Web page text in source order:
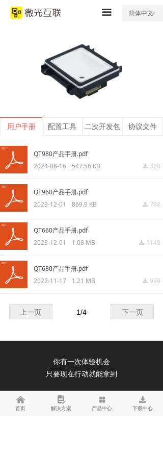
끀 ꀅ
简体中文
낀
首页
넖
解决方案
넒
产品中心
끂
下载中心
用户手册 配置工具 二次开发包 协议文件
QT980产品手册.pdf
끂 320
2024-08-16 547.56 KB
QT960产品手册.pdf
끂 788
2023-12-01 869.9 KB
QT660产品手册.pdf
끂 1149
2023-12-01 1.08 MB
QT680产品手册.pdf
끂 939
2022-11-17 1.21 MB
上一页 下一页
1/4
你有一次体验机会
只要现在行动就能拿到